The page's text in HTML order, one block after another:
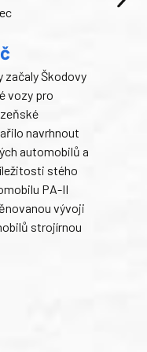
začaly Škodovy
vozy pro
navrhnout
automobilů a
stého
PA-II
vývoji
strojírnou